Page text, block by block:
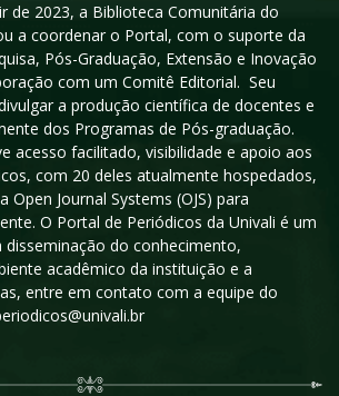
de 2023, a Biblioteca Comunitária do
a coordenar o Portal, com o suporte da
Pós-Graduação, Extensão e Inovação
com um Comitê Editorial. Seu
a produção científica de docentes e
dos Programas de Pós-graduação.
acesso facilitado, visibilidade e apoio aos
com 20 deles atualmente hospedados,
Journal Systems (OJS) para
O Portal de Periódicos da Univali é um
disseminação do conhecimento,
acadêmico da instituição e a
entre em contato com a equipe do